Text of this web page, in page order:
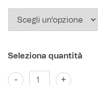
Outlet
Helan x Genoa
-
Bermuda
+